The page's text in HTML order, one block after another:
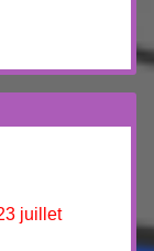
juillet